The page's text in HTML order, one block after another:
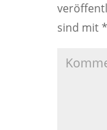
sind mit*